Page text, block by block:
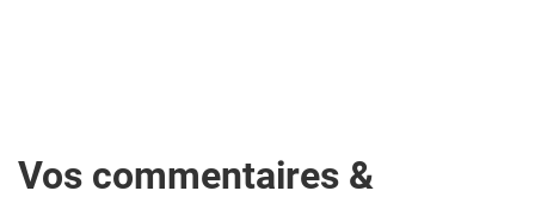
Vos commentaires &